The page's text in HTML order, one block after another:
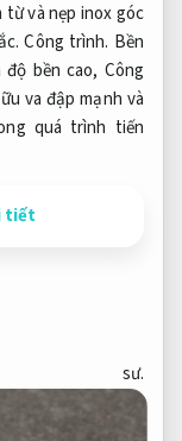
từvà nẹp inox góc
Công trình. Bền
bền cao, Công
va đập mạnh và
quá trình tiến
tiết